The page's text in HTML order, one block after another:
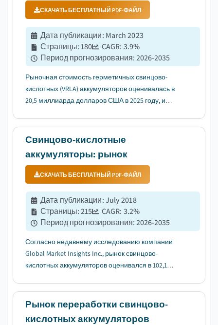
СКАЧАТЬ БЕСПЛАТНЫЙ PDF-ФАЙЛ
Дата публикации: March 2023
Страницы:180 CAGR: 3.9%
Период прогнозирования:2026-2035
Рыночная стоимость герметичных свинцово-
кислотных (VRLA) аккумуляторов оценивалась в
20,5 миллиарда долларов США в 2025 году, и
(CAGR) 3,9%, что обусловлено
конкурентоспособными по стоимости решениями
для хранения...
Свинцово-кислотные
аккумуляторы: рынок
СКАЧАТЬ БЕСПЛАТНЫЙ PDF-ФАЙЛ
Дата публикации:July 2018
Страницы:215 CAGR: 3.2%
Период прогнозирования:2026-2035
Согласно недавнему исследованию компании
Global Market Insights Inc., рынок свинцово-
кислотных аккумуляторов оценивался в 102,1
США в 2026 году до 140,6 миллиарда долларов
США к 2035 году, при среднегодовом ...
Рынок переработки свинцово-
кислотных аккумуляторов